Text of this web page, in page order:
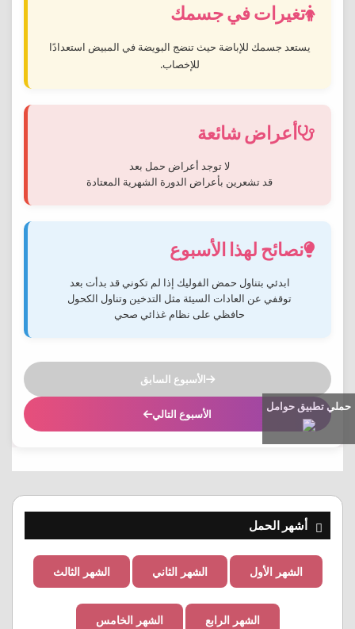
تغيرات في جسمك
يستعد جسمك للإباضة حيث تنضج البويضة في المبيض استعدادًا
للإخصاب.
أعراض شائعة
لا توجد أعراض حمل بعد
قد تشعرين بأعراض الدورة الشهرية المعتادة
نصائح لهذا الأسبوع
ابدئي بتناول حمض الفوليك إذا لم تكوني قد بدأت بعد
توقفي عن العادات السيئة مثل التدخين وتناول الكحول
حافظي على نظام غذائي صحي
الأسبوع السابق
الأسبوع التالي
أشهر الحمل
الشهر الأول الشهر الثاني الشهر الثالث
الشهر الرابع الشهر الخامس
حملي تطبيق حوامل